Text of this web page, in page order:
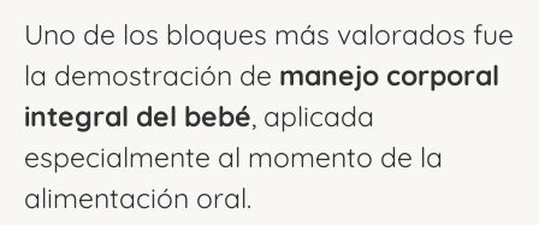
Uno de los bloques más valorados fue
la demostración de manejo corporal
integral del bebé, aplicada
especialmente al momento de la
alimentación oral.